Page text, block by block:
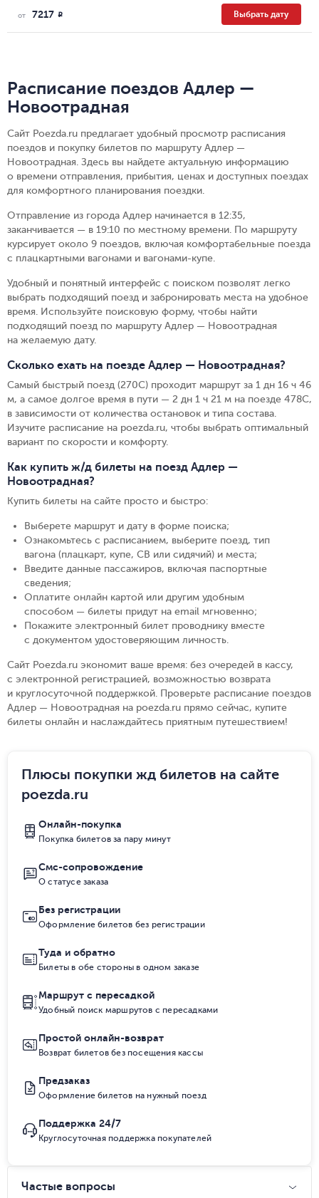
от 7217 R Выбрать дату
Расписание поездов Адлер —
Новоотрадная
Сайт Poezda.ru предлагает удобный просмотр расписания
поездов и покупку билетов по маршруту Адлер —
Новоотрадная. Здесь вы найдете актуальную информацию
о времени отправления, прибытия, ценах и доступных поездах
для комфортного планирования поездки.
Отправление из города Адлер начинается в 12:35,
заканчивается — в 19:10 по местному времени. По маршруту
курсирует около 9 поездов, включая комфортабельные поезда
с плацкартными вагонами и вагонами-купе.
Удобный и понятный интерфейс с поиском позволят легко
выбрать подходящий поезд и забронировать места на удобное
время. Используйте поисковую форму, чтобы найти
подходящий поезд по маршруту Адлер — Новоотрадная
на желаемую дату.
Сколько ехать на поезде Адлер — Новоотрадная?
Самый быстрый поезд (270С) проходит маршрут за 1 дн 16 ч 46
м, а самое долгое время в пути — 2 дн 1 ч 21 м на поезде 478С,
в зависимости от количества остановок и типа состава.
Изучите расписание на poezda.ru, чтобы выбрать оптимальный
вариант по скорости и комфорту.
Как купить ж/д билеты на поезд Адлер —
Новоотрадная?
Купить билеты на сайте просто и быстро:
Выберете маршрут и дату в форме поиска;
Ознакомьтесь с расписанием, выберите поезд, тип
вагона (плацкарт, купе, СВ или сидячий) и места;
Введите данные пассажиров, включая паспортные
сведения;
Оплатите онлайн картой или другим удобным
способом — билеты придут на email мгновенно;
Покажите электронный билет проводнику вместе
с документом удостоверяющим личность.
Сайт Poezda.ru экономит ваше время: без очередей в кассу,
с электронной регистрацией, возможностью возврата
и круглосуточной поддержкой. Проверьте расписание поездов
Адлер — Новоотрадная на poezda.ru прямо сейчас, купите
билеты онлайн и наслаждайтесь приятным путешествием!
Плюсы покупки жд билетов на сайте
poezda.ru
Онлайн-покупка
Покупка билетов за пару минут
Смс-сопровождение
О статусе заказа
Без регистрации
Оформление билетов без регистрации
Туда и обратно
Билеты в обе стороны в одном заказе
Маршрут с пересадкой
Удобный поиск маршрутов с пересадками
Простой онлайн-возврат
Возврат билетов без посещения кассы
Предзаказ
Оформление билетов на нужный поезд
Поддержка 24/7
Круглосуточная поддержка покупателей
Частые вопросы